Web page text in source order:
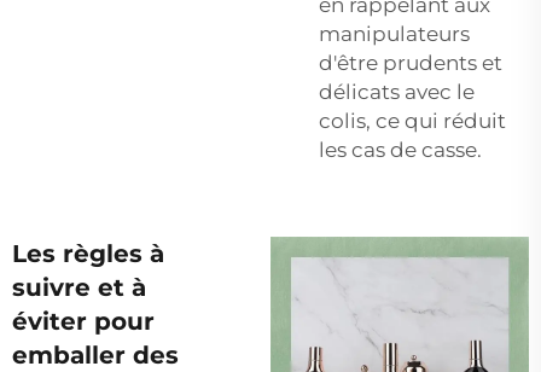
en rappelant aux
manipulateurs
d'être prudents et
délicats avec le
colis, ce qui réduit
les cas de casse.
Les règles à
suivre et à
éviter pour
emballer des